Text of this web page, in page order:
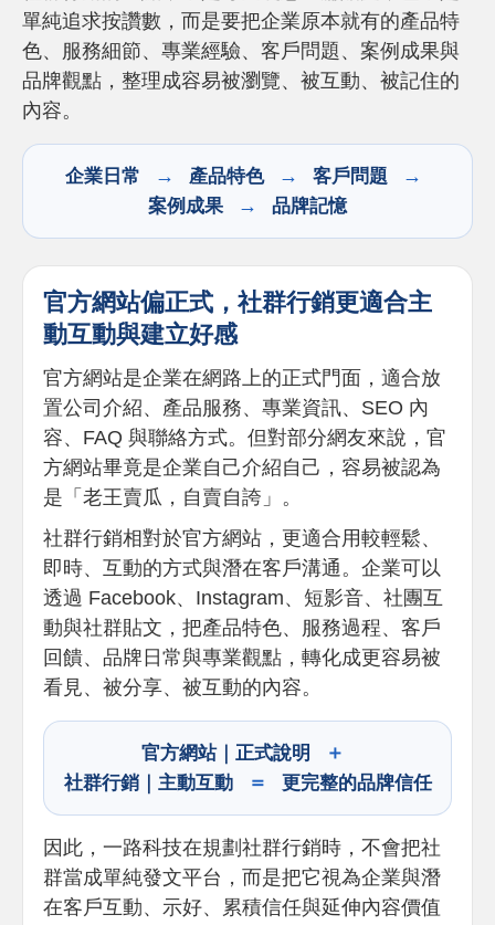
單純追求按讚數，而是要把企業原本就有的產品特
色、服務細節、專業經驗、客戶問題、案例成果與
品牌觀點，整理成容易被瀏覽、被互動、被記住的
內容。
企業日常 → 產品特色 → 客戶問題 →
案例成果 → 品牌記憶
官方網站偏正式，社群行銷更適合主
動互動與建立好感
官方網站是企業在網路上的正式門面，適合放
置公司介紹、產品服務、專業資訊、SEO 內
容、FAQ 與聯絡方式。但對部分網友來說，官
方網站畢竟是企業自己介紹自己，容易被認為
是「老王賣瓜，自賣自誇」。
社群行銷相對於官方網站，更適合用較輕鬆、
即時、互動的方式與潛在客戶溝通。企業可以
透過 Facebook、Instagram、短影音、社團互
動與社群貼文，把產品特色、服務過程、客戶
回饋、品牌日常與專業觀點，轉化成更容易被
看見、被分享、被互動的內容。
官方網站｜正式說明 ＋
社群行銷｜主動互動 ＝ 更完整的品牌信任
因此，一路科技在規劃社群行銷時，不會把社
群當成單純發文平台，而是把它視為企業與潛
在客戶互動、示好、累積信任與延伸內容價值